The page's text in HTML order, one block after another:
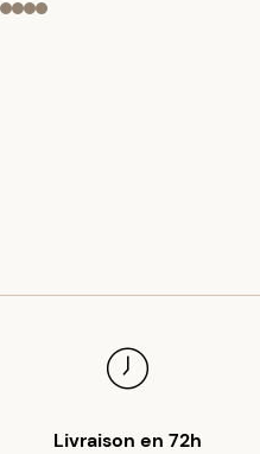
Livraison en 72h